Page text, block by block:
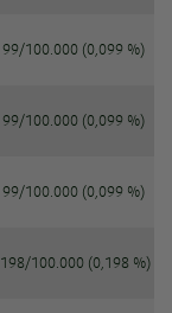
99/100.000 (0,099 %)
99/100.000 (0,099 %)
99/100.000 (0,099 %)
198/100.000 (0,198 %)